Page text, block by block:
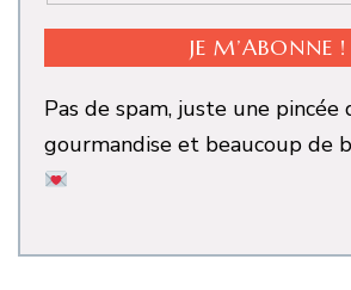
Pas de spam, juste une pincée
gourmandise et beaucoup de